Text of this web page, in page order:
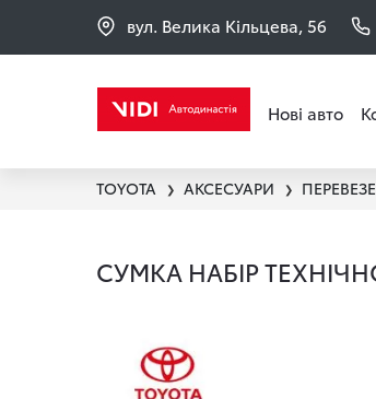
вул. Велика Кільцева, 56
Нові авто
TOYOTA ❯ АКСЕСУАРИ ❯
СУМКА НАБІР